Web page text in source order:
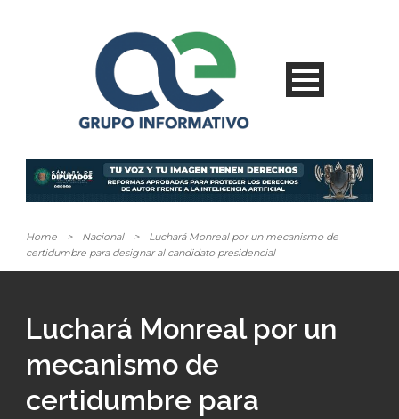
Home > Nacional >
Luchará Monreal por un mecanismo de
certidumbre para designar al candidato presidencial
Luchará Monreal por un
mecanismo de
certidumbre para